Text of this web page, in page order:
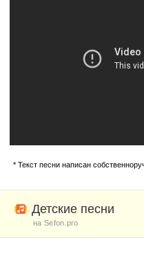
* Текст песни написан
Детские песни
на Sefon.pro